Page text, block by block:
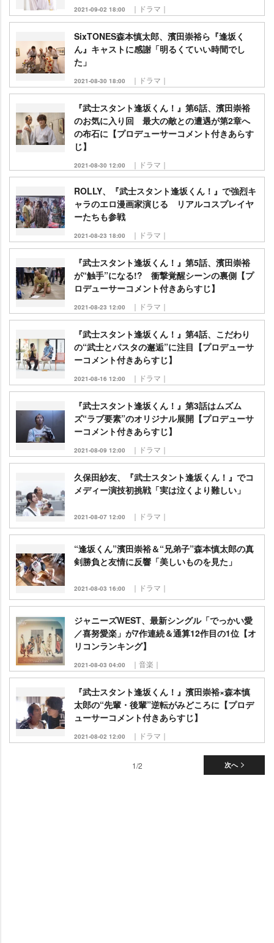
2021-09-02 18:00 ｜ドラマ｜
SixTONES森本慎太郎、濱田崇裕ら『逢坂く
ん』キャストに感謝「明るくていい時間でし
た」
2021-08-30 18:00 ｜ドラマ｜
『武士スタント逢坂くん！』第6話、濱田崇裕
のお気に入り回 最大の敵との遭遇が第2章へ
の布石に【プロデューサーコメント付きあらす
じ】
2021-08-30 12:00 ｜ドラマ｜
ROLLY、『武士スタント逢坂くん！』で強烈キ
ャラのエロ漫画家演じる リアルコスプレイヤ
ーたちも参戦
2021-08-23 18:00 ｜ドラマ｜
『武士スタント逢坂くん！』第5話、濱田崇裕
が“触手”になる!? 衝撃覚醒シーンの裏側【プ
ロデューサーコメント付きあらすじ】
2021-08-23 12:00 ｜ドラマ｜
『武士スタント逢坂くん！』第4話、こだわり
の“武士とパスタの邂逅”に注目【プロデューサ
ーコメント付きあらすじ】
2021-08-16 12:00 ｜ドラマ｜
『武士スタント逢坂くん！』第3話はムズム
ズ“ラブ要素”のオリジナル展開【プロデューサ
ーコメント付きあらすじ】
2021-08-09 12:00 ｜ドラマ｜
久保田紗友、『武士スタント逢坂くん！』でコ
メディー演技初挑戦「実は泣くより難しい」
2021-08-07 12:00 ｜ドラマ｜
“逢坂くん”濱田崇裕＆“兄弟子”森本慎太郎の真
剣勝負と友情に反響「美しいものを見た」
2021-08-03 16:00 ｜ドラマ｜
ジャニーズWEST、最新シングル「でっかい愛
／喜努愛楽」が7作連続＆通算12作目の1位【オ
リコンランキング】
2021-08-03 04:00 ｜音楽｜
『武士スタント逢坂くん！』濱田崇裕×森本慎
太郎の“先輩・後輩”逆転がみどころに【プロデ
ューサーコメント付きあらすじ】
2021-08-02 12:00 ｜ドラマ｜
次へ
1/2